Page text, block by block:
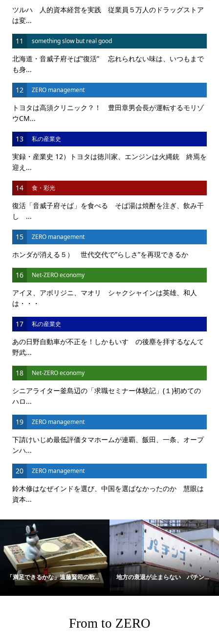
ツルハ 人的資本経営を実践 従業員５万人のドラッグストア
は変...
11 something slow but real good
北海道・音威子府そば”復活” 忘れられない味は、いつもまで
も身...
12 ZERO management
トヨタは高須クリニック？！ 豊田章男会長が運転するモリゾ
ウCM...
13 私の産業史
実録・産業史 12）トヨタは徳川家、エンジンは火縄銃 終焉を
迎え...
14 食・彩光
復活「音威子府そば」を食べる そば湯は焼酎を注ぎ、飲み干
し ...
15 ZERO management
ホンダが消える５） 世代交代で”らしさ”を再現できるか
16 Net-ZERO economy
アイヌ、アボリジニ、マオリ シャクシャインは英雄、和人
は・・・
17 私の産業史
あの日野自動車が不正を！しかもいすゞの後塵を拝するなんて
野武...
18 Net-ZERO economy
シニアライター釜島辺の「求職セミナー体験記」(１)初めての
ハロ...
19 ZERO management
下請けいじめ最低評価タマホームが連覇、飯田、一条、オープ
ンハ...
20 ZERO management
鈴木修はなぜインドを選び、中国を選ばなかったのか 慧眼は
資本...
「満足できるかな」遠藤賢司の歌... 地方の衰退が止まらない パチン...
From to ZERO